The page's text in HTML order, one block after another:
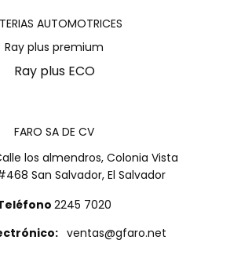
AUTOMOTRICES
Ray plus premium
Ray plus ECO
FARO SA DE CV
los almendros, Colonia Vista
San Salvador, El Salvador
2245 7020
ventas@gfaro.net